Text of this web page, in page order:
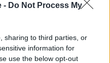
- Do Not Process My
sharing to third parties, or
information for
use the below opt-out
nu för grovt
har staten gått